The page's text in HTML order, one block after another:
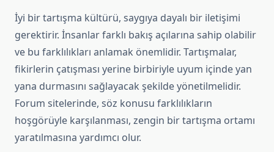
İyi bir tartışma kültürü, saygıya dayalı bir iletişimi
gerektirir. İnsanlar farklı bakış açılarına sahip olabilir
ve bu farklılıkları anlamak önemlidir. Tartışmalar,
fikirlerin çatışması yerine birbiriyle uyum içinde yan
yana durmasını sağlayacak şekilde yönetilmelidir.
Forum sitelerinde, söz konusu farklılıkların
hoşgörüyle karşılanması, zengin bir tartışma ortamı
yaratılmasına yardımcı olur.